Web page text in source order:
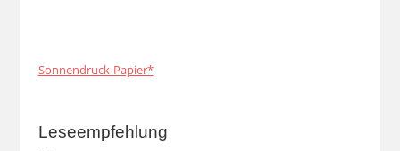
Sonnendruck-Papier*
Leseempfehlung